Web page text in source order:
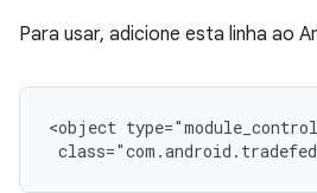
Para usar, adicione esta linha ao
<object